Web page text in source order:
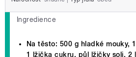
Ingredience
Na těsto: 500 g hladké mouky,
1 lžička cukru, půl lžičky soli, 2